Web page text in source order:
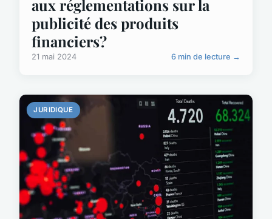
aux réglementations sur la
publicité des produits
financiers?
21 mai 2024 6 min de lecture →
JURIDIQUE